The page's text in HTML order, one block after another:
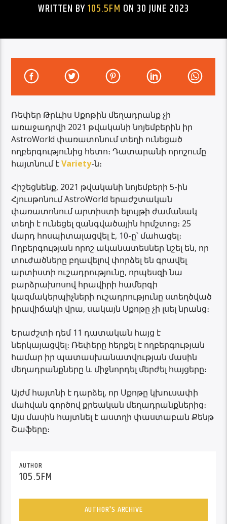
WRITTEN BY105.5FM ON 30 JUNE 2023
Ռեփեր Թրևիս Սքոթին մեղադրանք չի
առաջադրվի 2021 թվականի նոյեմբերին իր
AstroWorld փառատոնում տեղի ունեցած
ողբերգությունից հետո։ Դատարանի որոշումը
հայտնում էVariety-ն։
Հիշեցնենք, 2021 թվականի նոյեմբերի 5-ին
Հյուսթոնում AstroWorld երաժշտական ​​
փառատոնում արտիստի ելույթի ժամանակ
տեղի է ունեցել զանգվածային հրմշտոց։ 25
մարդ հոսպիտալացվել է, 10-ը՝ մահացել։
Ողբերգության որոշ ականատեսներ նշել են, որ
տուժածները բղավելով փորձել են գրավել
արտիստի ուշադրությունը, որպեսզի նա
բարձրախոսով հրավիրի համերգի
կազմակերպիչների ուշադրությունը ստեղծված
իրավիճակի վրա, սակայն Սքոթը չի լսել նրանց։
Երաժշտի դեմ 11 դատական հայց է
ներկայացվել։ Ռեփերը հերքել է ողբերգության
համար իր պատասխանատվության մասին
մեղադրանքները և միջնորդել մերժել հայցերը։
Այժմ հայտնի է դարձել, որ Սքոթը կխուսափի
մահվան գործով քրեական մեղադրանքներից։
Այս մասին հայտնել է աստղի փաստաբան Քենթ
Շաֆերը։
AUTHOR
105.5FM
AUTHOR'S ARCHIVE